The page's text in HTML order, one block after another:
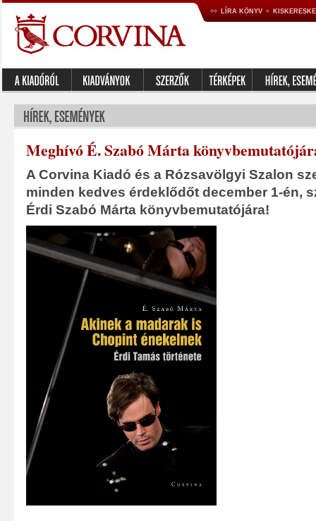
LÍRA KÖNYV
Meghívó É. Szabó Márta
A Corvina Kiadó és a Rózsavölgyi Szalon
minden kedves érdeklődőt december 1-én,
Érdi Szabó Márta könyvbemutatójára!